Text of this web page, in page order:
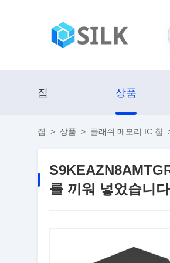
집 상품
집 > 상품 > 플래쉬 메모리 IC 칩
를 끼워 넣었습니다